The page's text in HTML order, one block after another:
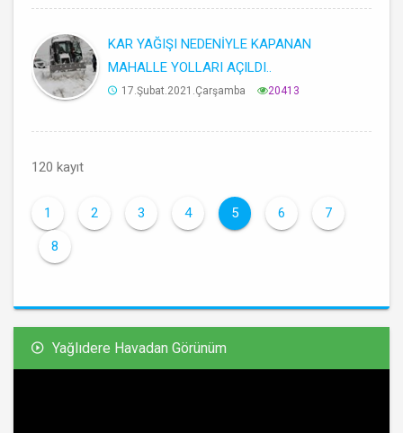
KAR YAĞIŞI NEDENİYLE KAPANAN
MAHALLE YOLLARI AÇILDI..
17.Şubat.2021.Çarşamba 20413
120 kayıt
1 2 3 4 5 6 7
8
Yağlıdere Havadan Görünüm